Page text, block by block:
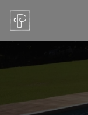
Panneau de